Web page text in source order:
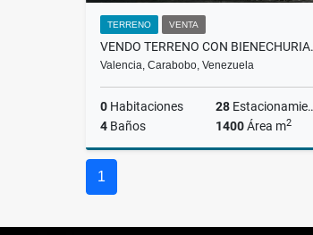
TERRENO VENTA
VENDO
Valencia, Carabobo, Venezuela
0 Habitaciones 28 Estacionamiento
4 Baños 1400Área m2
1